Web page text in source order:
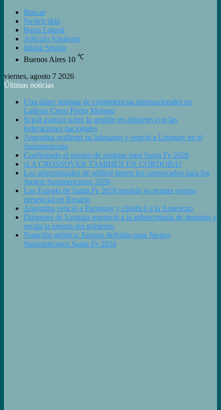
Buscar
Switch skin
Barra Lateral
Artículo Aleatorio
Iniciar Sesión
Buenos Aires 10 ℃
viernes, agosto 7 2026
Últimas noticias
Una súper semana de competencias internacionales en
Laderas Cerro Perito Moreno
Scioli avanzó sobre la gestión en deportes con las
federaciones nacionales
Argentina reafirmó su liderazgo y venció a Uruguay en el
Sudamericano
Confirmado el equipo de pesistas para Santa Fe 2026
¡LA CROSSOVER TAMBIÉN EN CÓRDOBA!
Los seleccionados de sóftbol tienen los convocados para los
Juegos Suramericanos 2026
Los Esports de Santa Fe 2026 tendrán su primer evento
presencial en Rosario
Argentina venció a Paraguay y clasificó a la Americup
Diógenes de Urquiza renunció a la subsecretaría de deportes y
escala la interna del gobierno
Natación artística: Equipo definido para Juegos
Suramericanos Santa Fe 2026